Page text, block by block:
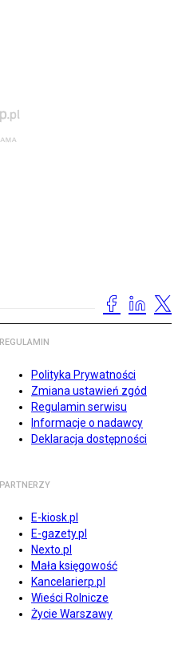
REGULAMIN
Polityka Prywatności
Zmiana ustawień zgód
Regulamin serwisu
Informacje o nadawcy
Deklaracja dostępności
PARTNERZY
E-kiosk.pl
E-gazety.pl
Nexto.pl
Mała księgowość
Kancelarierp.pl
Wieści Rolnicze
Życie Warszawy